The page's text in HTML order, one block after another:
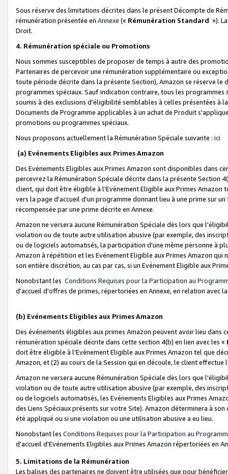
Sous réserve des limitations décrites dans le présent Décompte de
rémunération présentée en Annexe (« Rémunération Standard »).
Droit.
4. Rémunération spéciale ou Promotions
Nous sommes susceptibles de proposer de temps à autre des
Partenaires de percevoir une rémunération supplémentaire ou
toute période décrite dans la présente Section), Amazon se réserve
programmes spéciaux. Sauf indication contraire, tous les
soumis à des exclusions d'éligibilité semblables à celles présentées à
Documents de Programme applicables à un achat de Produit
promotions ou programmes spéciaux.
Nous proposons actuellement la Rémunération Spéciale suivante : ici
(a) Evénements Eligibles aux Primes Amazon
Des Evénements Eligibles aux Primes Amazon sont disponibles dans
percevrez la Rémunération Spéciale décrite dans la présente Section
client, qui doit être éligible à l'Evénement Eligible aux Primes Amazon
vers la page d'accueil d'un programme donnant lieu à une prime sur
récompensée par une prime décrite en Annexe.
Amazon ne versera aucune Rémunération Spéciale dès lors que
violation ou de toute autre utilisation abusive (par exemple, des
ou de logiciels automatisés, la participation d'une même personne à
Amazon à répétition et les Evénement Eligible aux Primes Amazon qui
son entière discrétion, au cas par cas, si un Evénement Eligible aux
Nonobstant les Conditions Requises pour la Participation au
d'accueil d'offres de primes, répertoriées en Annexe, en relation avec
(b) Evénements Eligibles aux Primes Amazon
Des événements éligibles aux primes Amazon peuvent avoir lieu dans
rémunération spéciale décrite dans cette section 4(b) en lien avec les «
doit être éligible à l’Evénement Eligible aux Primes Amazon tel que
Amazon, et (2) au cours de la Session qui en découle, le client
Amazon ne versera aucune Rémunération Spéciale dès lors que
violation ou de toute autre utilisation abusive (par exemple, des
ou de logiciels automatisés, les Evénements Eligibles aux Primes
des Liens Spéciaux présents sur votre Site). Amazon déterminera à
été appliqué ou si une violation ou une utilisation abusive a eu lieu.
Nonobstant les Conditions Requises pour la Participation au
d'accueil d'Evénements Eligibles aux Primes Amazon répertoriées en
5. Limitations de la Rémunération
Les balises des partenaires ne doivent être utilisées que pour